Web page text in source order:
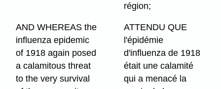
région;
AND WHEREAS the
influenza epidemic
of 1918 again posed
a calamitous threat
to the very survival
ATTENDU QUE
l'épidémie
d'influenza de 1918
était une calamité
qui a menacé la